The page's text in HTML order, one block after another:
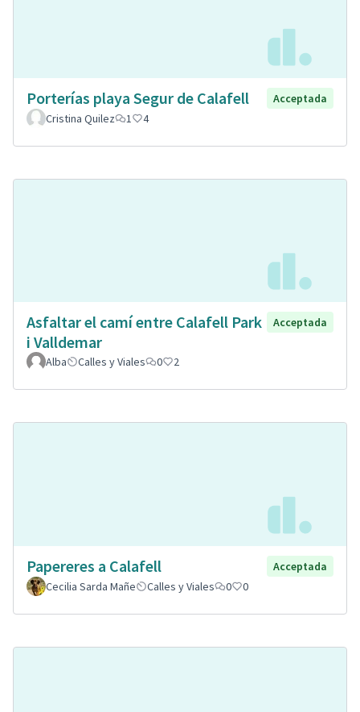
Porterías playa Segur de Calafell
Acceptada
Cristina Quilez
1 4
Asfaltar el camí entre Calafell Park
i Valldemar
Acceptada
Alba Calles y Viales 0 2
Papereres a Calafell
Acceptada
Cecilia Sarda Mañe
Calles y Viales 0 0